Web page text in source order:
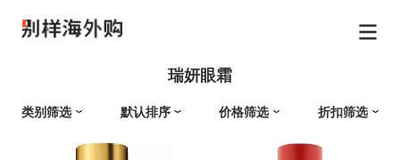
瑞妍眼霜
类别筛选 默认排序 价格筛选 折扣筛选